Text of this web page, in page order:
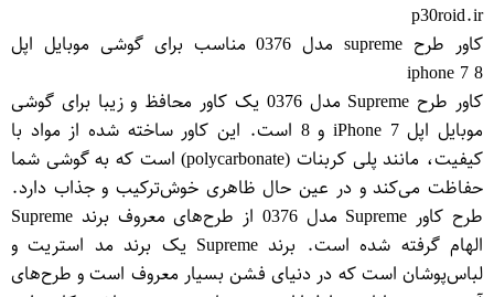
p30roid.ir
کاور طرح supreme مدل 0376 مناسب برای گوشی موبایل اپل
iphone 7 8
کاور طرح Supreme مدل 0376 یک کاور محافظ و زیبا برای گوشی
موبایل اپل iPhone 7 و 8 است. این کاور ساخته شده از مواد با
کیفیت، مانند پلی کربنات (polycarbonate) است که به گوشی شما
حفاظت می‌کند و در عین حال ظاهری خوش‌ترکیب و جذاب دارد.
طرح کاور Supreme مدل 0376 از طرح‌های معروف برند Supreme
الهام گرفته شده است. برند Supreme یک برند مد استریت و
لباس‌پوشان است که در دنیای فشن بسیار معروف است و طرح‌های